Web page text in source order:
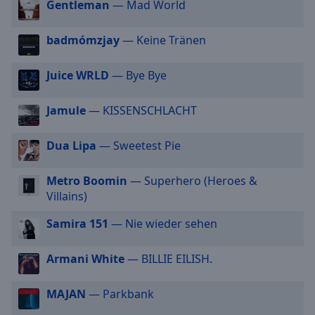
cancel
close
window.
Text
Color
Opacity
Background
Color
Opacity
Gentleman — Mad World
badmómzjay— Keine Tränen
Juice WRLD — Bye Bye
Jamule— KISSENSCHLACHT
Dua Lipa — Sweetest Pie
Metro Boomin — Superhero (Heroes &
Villains)
Samira 151 — Nie wieder sehen
Armani White— BILLIE EILISH.
MAJAN — Parkbank